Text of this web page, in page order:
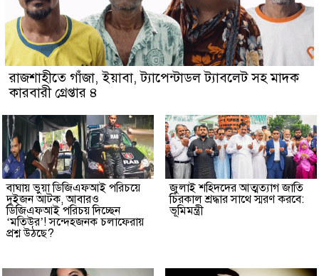
রাজশাহীতে গাঁজা, ইয়াবা, ট্যাপেন্টাডল ট্যাবলেট সহ মাদক
কারবারী গ্রেপ্তার ৪
বাঘায় ভুয়া ডিজিএফআই পরিচয়ে
দুইজন আটক, আবারও
ডিজিএফআই পরিচয় দিচ্ছেন
‘মতিউর’! সন্দেহজনক চলাফেরায়
প্রশ্ন উঠছে?
জুলাই শহিদদের আত্মত্যাগ জাতি
চিরকাল শ্রদ্ধার সাথে স্মরণ করবে:
ভূমিমন্ত্রী